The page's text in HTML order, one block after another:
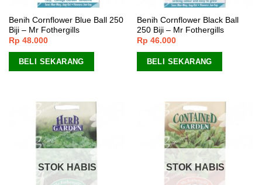
Benih Cornflower Blue Ball 250
Biji – Mr Fothergills
Rp 48.000
BELI SEKARANG
Benih Cornflower Black Ball
250 Biji – Mr Fothergills
Rp 46.000
BELI SEKARANG
STOK HABIS STOK HABIS